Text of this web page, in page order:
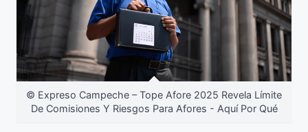
© Expreso Campeche – Tope Afore 2025 Revela Límite
De Comisiones Y Riesgos Para Afores - Aquí Por Qué